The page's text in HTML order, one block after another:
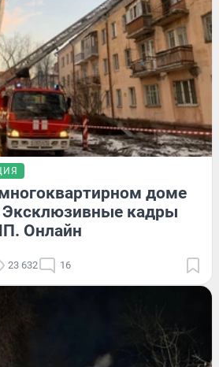
доме
Эксклюзивные кадры
Онлайн
23 632 16